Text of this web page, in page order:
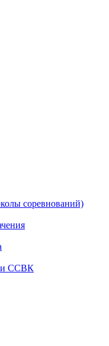
соревнований)
ССВК